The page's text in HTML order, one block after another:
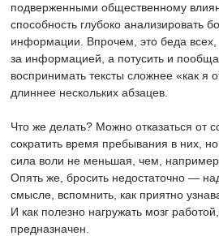
подверженными общественному
способность глубоко анализировать
информации. Впрочем, это беда всех,
за информацией, а потусить и
воспринимать тексты сложнее «как я
длиннее нескольких абзацев.
Что же делать? Можно отказаться от
сократить время пребывания в них,
сила воли не меньшая, чем, например,
Опять же, бросить недостаточно —
смысле, вспомнить, как приятно
И как полезно нагружать мозг
предназначен.